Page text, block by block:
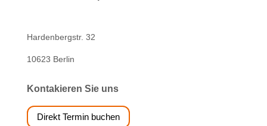
Hardenbergstr. 32
10623 Berlin
Kontakieren Sie uns
Direkt Termin buchen